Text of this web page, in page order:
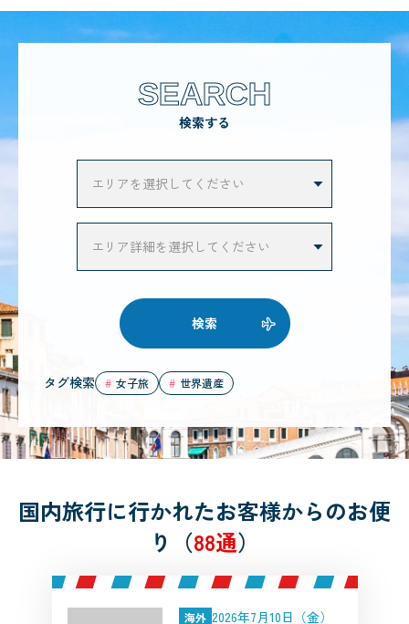
SEARCH
検索する
検索
タグ検索 女子旅 世界遺産
国内旅行に行かれたお客様からのお便
り（88通）
海外 2026年7月10日（金）